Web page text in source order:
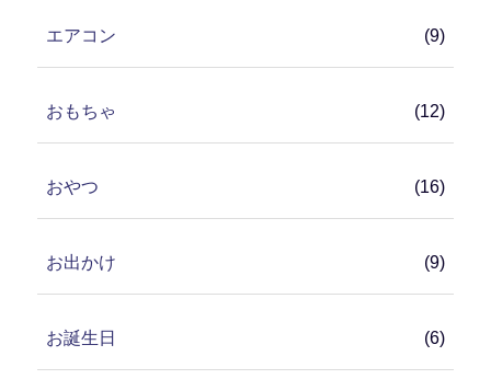
エアコン (9)
おもちゃ (12)
おやつ (16)
お出かけ (9)
お誕生日 (6)